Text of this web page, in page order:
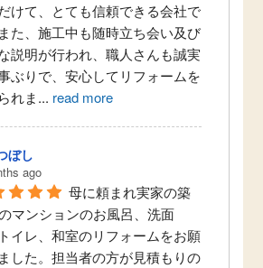
けて、とても信頼できる会社で
た、施工中も随時立ち会い及び
説明が行われ、職人さんも誠実
ぶりで、安心してリフォームを
れま... read more
ぼし
ago
母に頼まれ実家の築
マンションのお風呂、洗面
イレ、和室のリフォームをお願
した。担当者の方が見積もりの